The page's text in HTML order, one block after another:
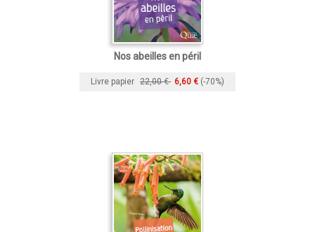
Nos abeilles en péril
Livre papier 22,00 € 6,60 € (-70%)